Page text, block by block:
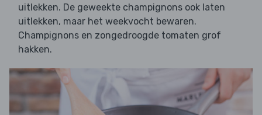
uitlekken. De geweekte champignons ook laten
uitlekken, maar het weekvocht bewaren.
Champignons en zongedroogde tomaten grof
hakken.